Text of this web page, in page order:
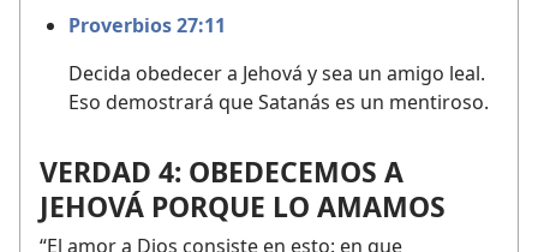
Proverbios 27:11
Decida obedecer a Jehová y sea un amigo leal.
Eso demostrará que Satanás es un mentiroso.
VERDAD 4: OBEDECEMOS A
JEHOVÁ PORQUE LO AMAMOS
“El amor a Dios consiste en esto: en que